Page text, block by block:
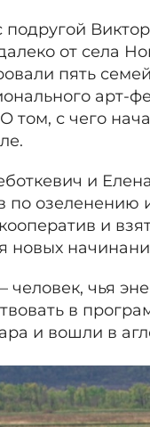
подругой
от села
пять
арт-
О том, с чего
и
по озеленению
и
новых
человек, чья
в
и вошли в